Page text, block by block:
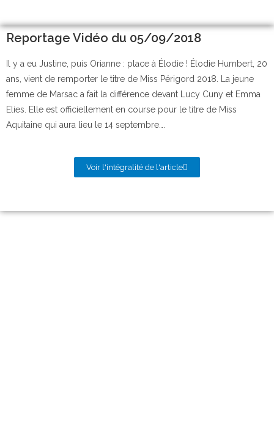
Reportage Vidéo du 05/09/2018
Il y a eu Justine, puis Orianne : place à Élodie ! Élodie Humbert, 20
ans, vient de remporter le titre de Miss Périgord 2018. La jeune
femme de Marsac a fait la différence devant Lucy Cuny et Emma
Elies. Elle est officiellement en course pour le titre de Miss
Aquitaine qui aura lieu le 14 septembre….
Voir l'intégralité de l'article